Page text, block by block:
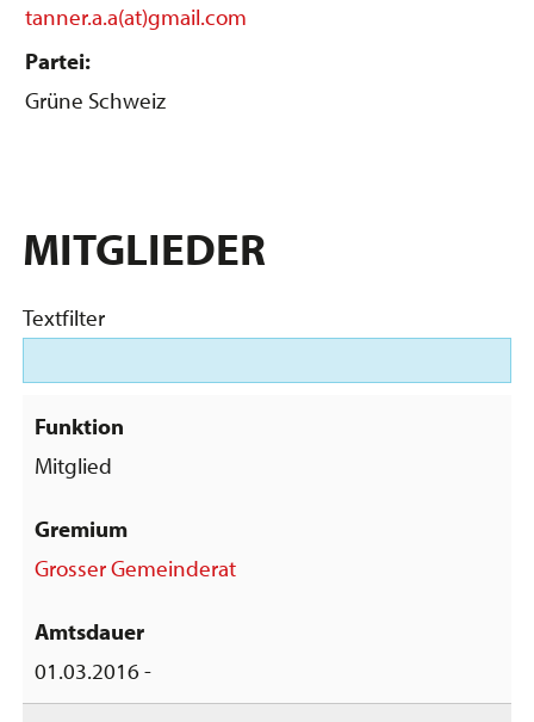
tanner.a.a(at)gmail.com
Partei:
Grüne Schweiz
MITGLIEDER
Textfilter
Mitglied
Grosser Gemeinderat
01.03.2016 -